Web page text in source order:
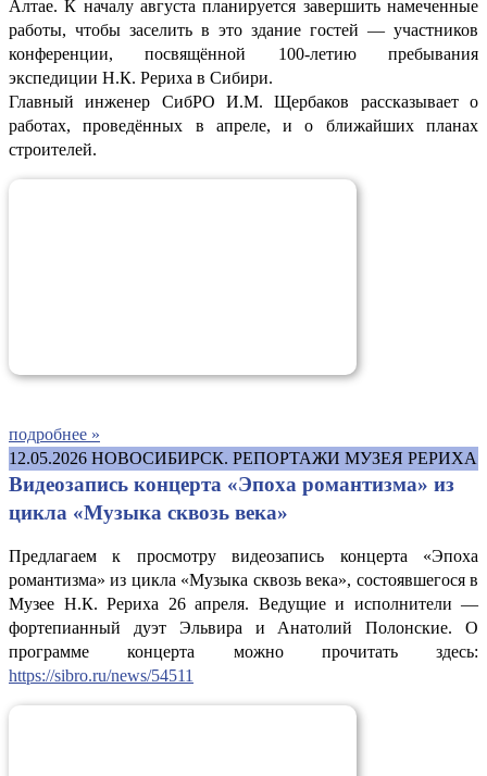
Алтае. К началу августа планируется завершить намеченные
работы, чтобы заселить в это здание гостей — участников
конференции, посвящённой 100-летию пребывания
экспедиции Н.К. Рериха в Сибири.
Главный инженер СибРО И.М. Щербаков рассказывает о
работах, проведённых в апреле, и о ближайших планах
строителей.
подробнее »
12.05.2026 НОВОСИБИРСК. РЕПОРТАЖИ МУЗЕЯ РЕРИХА
Видеозапись концерта «Эпоха романтизма» из
цикла «Музыка сквозь века»
Предлагаем к просмотру видеозапись концерта «Эпоха
романтизма» из цикла «Музыка сквозь века», состоявшегося в
Музее Н.К. Рериха 26 апреля. Ведущие и исполнители —
фортепианный дуэт Эльвира и Анатолий Полонские. О
программе концерта можно прочитать здесь:
https://sibro.ru/news/54511